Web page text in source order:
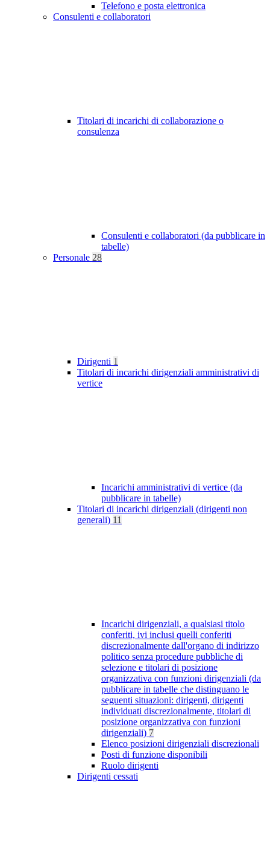
Telefono e posta elettronica
Consulenti e collaboratori
Titolari di incarichi di collaborazione o
consulenza
Consulenti e collaboratori (da pubblicare in
tabelle)
Personale 28
Dirigenti 1
Titolari di incarichi dirigenziali amministrativi di
vertice
Incarichi amministrativi di vertice (da
pubblicare in tabelle)
Titolari di incarichi dirigenziali (dirigenti non
generali) 11
Incarichi dirigenziali, a qualsiasi titolo
conferiti, ivi inclusi quelli conferiti
discrezionalmente dall'organo di indirizzo
politico senza procedure pubbliche di
selezione e titolari di posizione
organizzativa con funzioni dirigenziali (da
pubblicare in tabelle che distinguano le
seguenti situazioni: dirigenti, dirigenti
individuati discrezionalmente, titolari di
posizione organizzativa con funzioni
dirigenziali) 7
Elenco posizioni dirigenziali discrezionali
Posti di funzione disponibili
Ruolo dirigenti
Dirigenti cessati